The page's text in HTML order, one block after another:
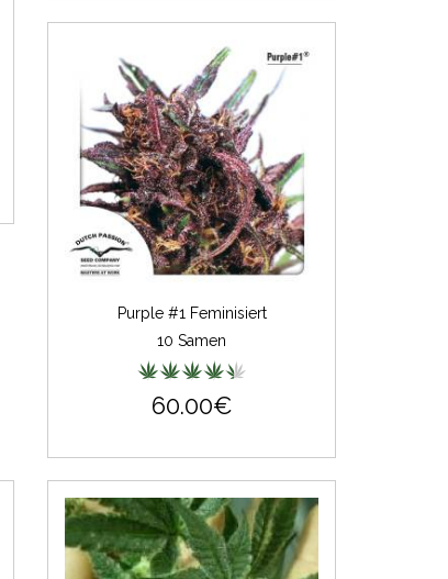
Purple #1 Feminisiert
10 Samen
60.00€